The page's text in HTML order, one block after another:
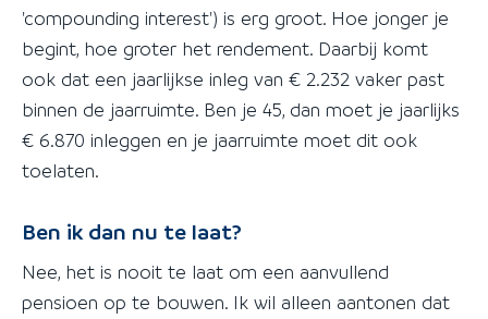
'compounding interest') is erg groot. Hoe jonger je
begint, hoe groter het rendement. Daarbij komt
ook dat een jaarlijkse inleg van € 2.232 vaker past
binnen de jaarruimte. Ben je 45, dan moet je jaarlijks
€ 6.870 inleggen en je jaarruimte moet dit ook
toelaten.
Ben ik dan nu te laat?
Nee, het is nooit te laat om een aanvullend
pensioen op te bouwen. Ik wil alleen aantonen dat